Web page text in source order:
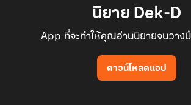
นิยาย Dek-D
App ที่จะทำให้คุณอ่านนิยายจนวาง
ดาวน์โหลดแอป